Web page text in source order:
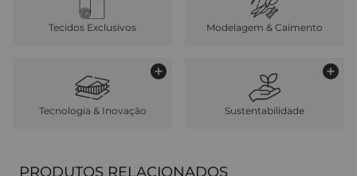
Tecidos Exclusivos Modelagem & Caimento
Tecnologia & Inovação Sustentabilidade
PRODUTOS RELACIONADOS